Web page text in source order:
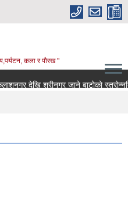
कला र पौरख "